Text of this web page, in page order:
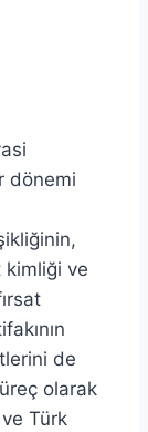
dönemi
kimliği ve
de
olarak
ve Türk